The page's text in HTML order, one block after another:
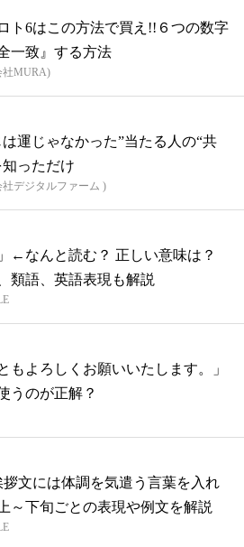
ト6はこの方法で買え!!６つの数字
一致』する方法
社MURA)
は運じゃなかった”当たる人の“共
っただけ
社デジタルファーム )
←なんと読む？ 正しい意味は？
類語、英語表現も解説
もよろしくお願いいたします。」
うのが正解？
拶文には体調を気遣う言葉を入れ
～下旬ごとの表現や例文を解説